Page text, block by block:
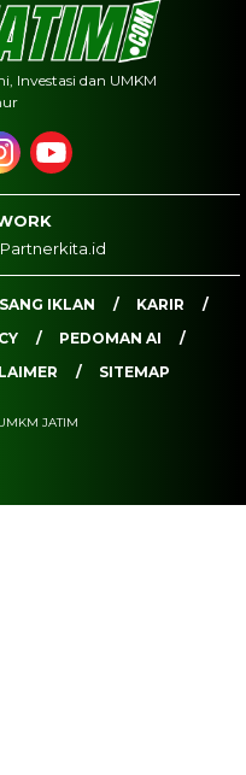
Investasi dan UMKM
Partnerkita.id
IKLAN
KARIR
PEDOMAN AI
SITEMAP
JATIM